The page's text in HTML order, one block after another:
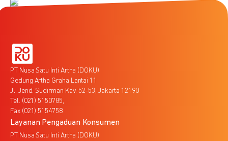
PT Nusa Satu Inti Artha (DOKU)
Gedung Artha Graha Lantai 11
Jl. Jend. Sudirman Kav. 52-53, Jakarta 12190
Tel. (021) 5150785,
Fax (021) 5154758
Layanan Pengaduan Konsumen
PT Nusa Satu Inti Artha (DOKU)